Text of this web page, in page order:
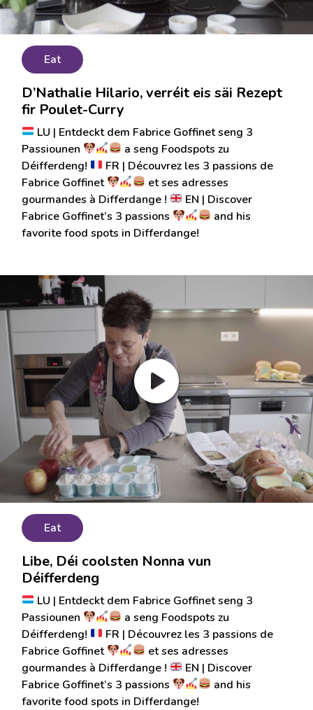
Eat
D’Nathalie Hilario, verréit eis säi Rezept
fir Poulet-Curry
LU | Entdeckt dem Fabrice Goffinet seng 3
Passiounen
a seng Foodspots zu
Déifferdeng!
FR | Découvrez les 3 passions de
Fabrice Goffinet
et ses adresses
gourmandes à Differdange !
EN | Discover
Fabrice Goffinet’s 3 passions
and his
favorite food spots in Differdange!
Eat
Libe, Déi coolsten Nonna vun
Déifferdeng
LU | Entdeckt dem Fabrice Goffinet seng 3
Passiounen
a seng Foodspots zu
Déifferdeng!
FR | Découvrez les 3 passions de
Fabrice Goffinet
et ses adresses
gourmandes à Differdange !
EN | Discover
Fabrice Goffinet’s 3 passions
and his
favorite food spots in Differdange!